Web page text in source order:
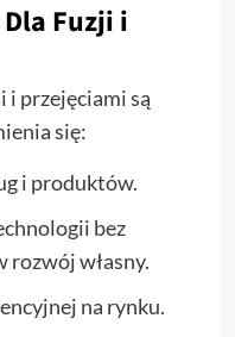
Fuzji i
i przejęciami są
się:
i produktów.
bez
rozwój własny.
na rynku.